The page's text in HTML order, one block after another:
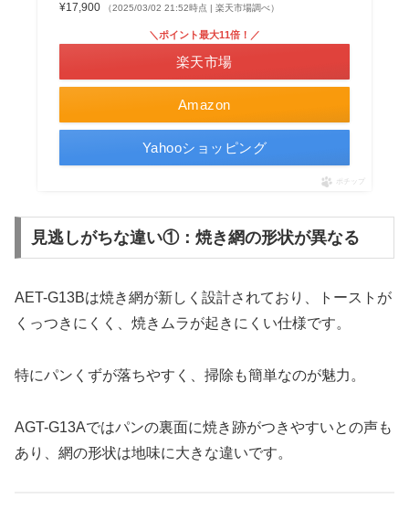
¥17,900
（2025/03/02 21:52時点 | 楽天市場調べ）
Amazon
＼ポイント最大11倍！／
楽天市場
Yahooショッピング
ポチップ
見逃しがちな違い①：焼き網の形状が異なる
AET-G13Bは焼き網が新しく設計されており、トーストが
くっつきにくく、焼きムラが起きにくい仕様です。
特にパンくずが落ちやすく、掃除も簡単なのが魅力。
AGT-G13Aではパンの裏面に焼き跡がつきやすいとの声も
あり、網の形状は地味に大きな違いです。